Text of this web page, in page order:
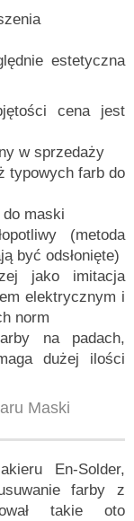
estetyczna
cena jest
w sprzedaży
typowych farb do
maski
(metoda
być odsłonięte)
jako imitacja
elektrycznym i
norm
na padach,
dużej ilości
Maski
En-Solder,
farby z
takie oto